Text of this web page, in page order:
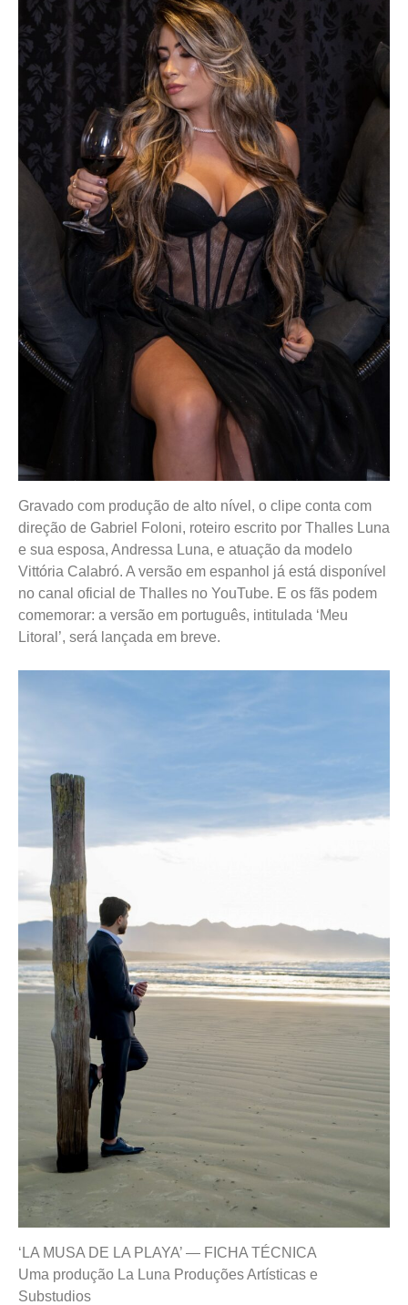
Gravado com produção de alto nível, o clipe conta com
direção de Gabriel Foloni, roteiro escrito por Thalles Luna
e sua esposa, Andressa Luna, e atuação da modelo
Vittória Calabró. A versão em espanhol já está disponível
no canal oficial de Thalles no YouTube. E os fãs podem
comemorar: a versão em português, intitulada ‘Meu
Litoral’, será lançada em breve.
‘LA MUSA DE LA PLAYA’ — FICHA TÉCNICA
Uma produção La Luna Produções Artísticas e
Substudios